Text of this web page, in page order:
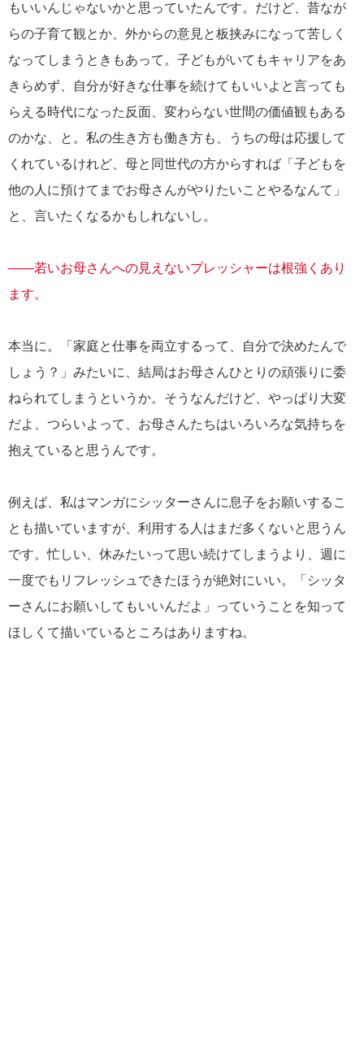
もいいんじゃないかと思っていたんです。だけど、昔なが
らの子育て観とか、外からの意見と板挟みになって苦しく
なってしまうときもあって。子どもがいてもキャリアをあ
きらめず、自分が好きな仕事を続けてもいいよと言っても
らえる時代になった反面、変わらない世間の価値観もある
のかな、と。私の生き方も働き方も、うちの母は応援して
くれているけれど、母と同世代の方からすれば「子どもを
他の人に預けてまでお母さんがやりたいことやるなんて」
と、言いたくなるかもしれないし。
――若いお母さんへの見えないプレッシャーは根強くあり
ます。
本当に。「家庭と仕事を両立するって、自分で決めたんで
しょう？」みたいに、結局はお母さんひとりの頑張りに委
ねられてしまうというか。そうなんだけど、やっぱり大変
だよ、つらいよって、お母さんたちはいろいろな気持ちを
抱えていると思うんです。
例えば、私はマンガにシッターさんに息子をお願いするこ
とも描いていますが、利用する人はまだ多くないと思うん
です。忙しい、休みたいって思い続けてしまうより、週に
一度でもリフレッシュできたほうが絶対にいい。「シッタ
ーさんにお願いしてもいいんだよ」っていうことを知って
ほしくて描いているところはありますね。